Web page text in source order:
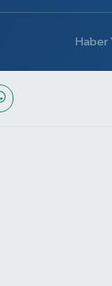
Haber